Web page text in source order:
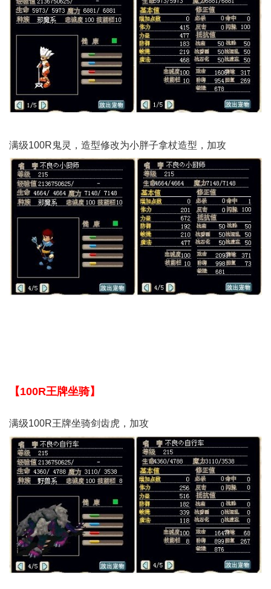
满级100R鬼灵，造型修改为小胖子拿杖造型，加攻
【100R王牌坐骑】
满级100R王牌坐骑剑齿虎，加攻